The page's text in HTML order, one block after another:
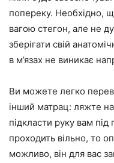
попереку. Необхідно,
вагою стегон, але не
зберігати свій
в м’язах не виникає
Ви можете легко
інший матрац: ляжте
підкласти руку вам
проходить вільно, то
можливо, він для вас